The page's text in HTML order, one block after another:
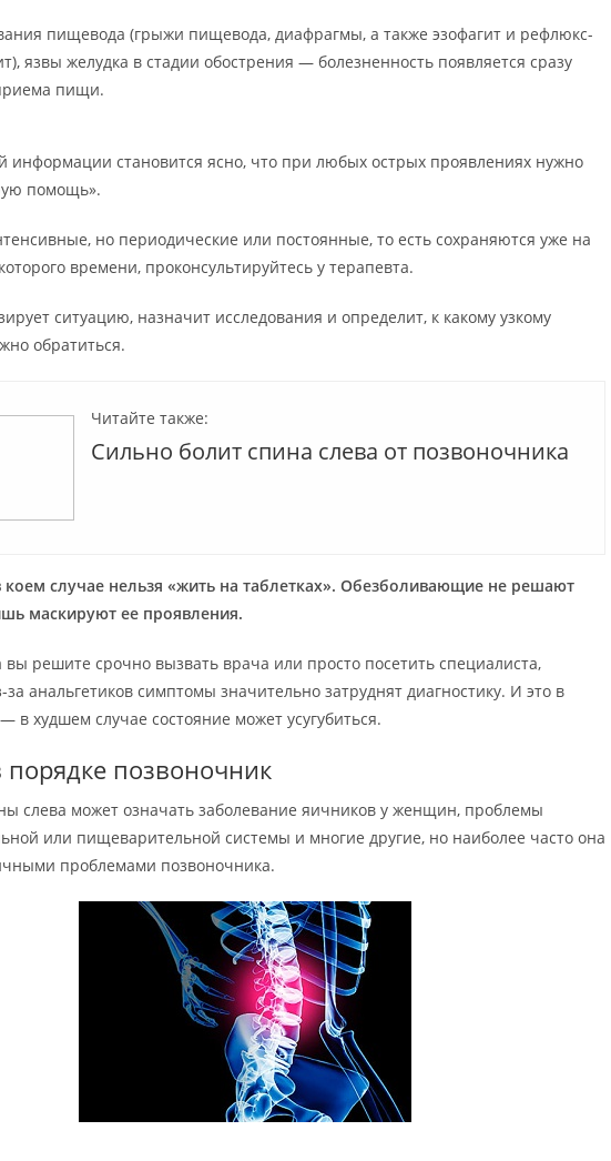
пищевода (грыжи пищевода, диафрагмы, а также эзофагит и рефлюкс-
язвы желудка в стадии обострения — болезненность появляется сразу
пищи.
информации становится ясно, что при любых острых проявлениях нужно
помощь».
но периодические или постоянные, то есть сохраняются уже на
времени, проконсультируйтесь у терапевта.
ситуацию, назначит исследования и определит, к какому узкому
обратиться.
Читайте также:
Сильно болит спина слева от позвоночника
случае нельзя «жить на таблетках». Обезболивающие не решают
маскируют ее проявления.
вы решите срочно вызвать врача или просто посетить специалиста,
анальгетиков симптомы значительно затруднят диагностику. И это в
в худшем случае состояние может усугубиться.
порядке позвоночник
слева может означать заболевание яичников у женщин, проблемы
или пищеварительной системы и многие другие, но наиболее часто она
проблемами позвоночника.